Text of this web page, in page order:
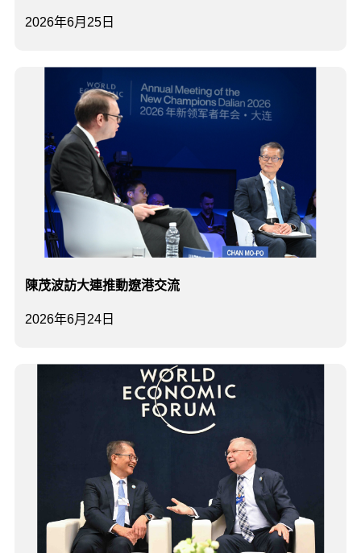
2026年6月25日
2026年6月24日
陳茂波訪大連推動遼港交流